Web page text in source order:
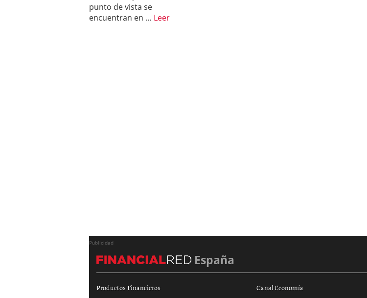
punto de vista se
encuentran en … Leer
Publicidad
España
Productos Financieros Canal Economía